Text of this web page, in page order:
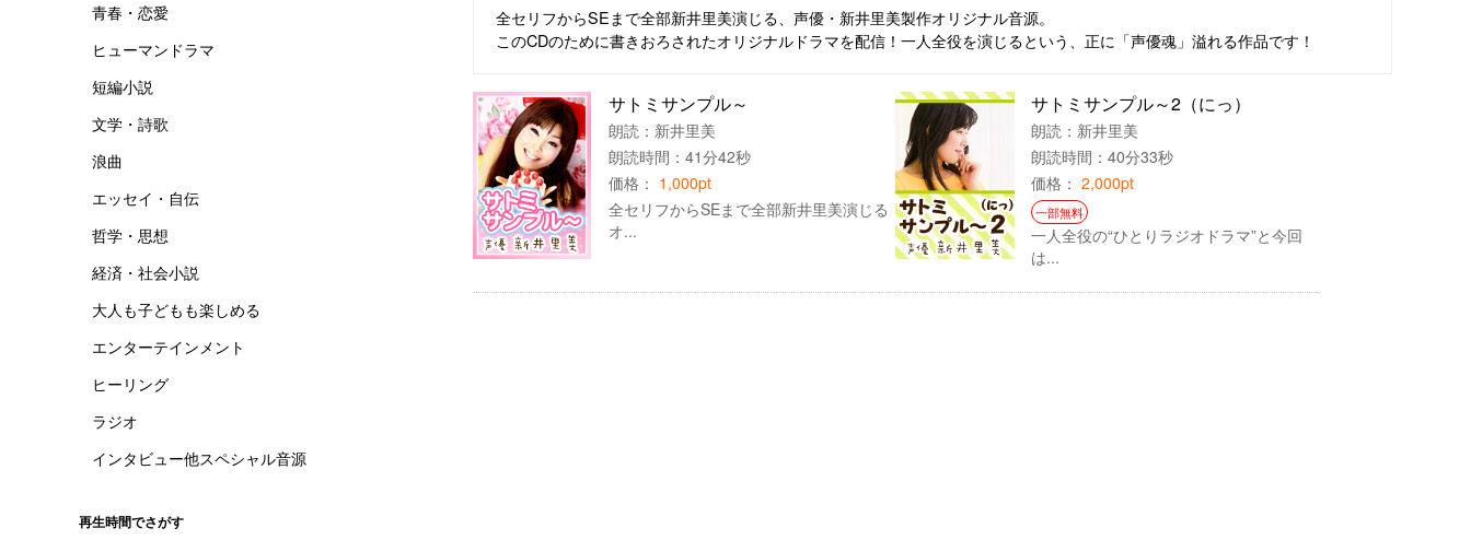
青春・恋愛
ヒューマンドラマ
短編小説
文学・詩歌
浪曲
エッセイ・自伝
哲学・思想
経済・社会小説
大人も子どもも楽しめる
エンターテインメント
ヒーリング
ラジオ
インタビュー他スペシャル音源
再生時間でさがす
全セリフからSEまで全部新井里美演じる、声優・新井里美製作オリジナル音源。
このCDのために書きおろされたオリジナルドラマを配信！一人全役を演じるという、正に「声優魂」溢れる作品です！
サトミサンプル～
朗読： 新井里美
朗読時間：41分42秒
価格： 1,000pt
全セリフからSEまで全部新井里美演じる
オ...
サトミサンプル～2（にっ）
朗読： 新井里美
朗読時間：40分33秒
価格：2,000pt
一部無料
一人全役の“ひとりラジオドラマ”と今回
は...